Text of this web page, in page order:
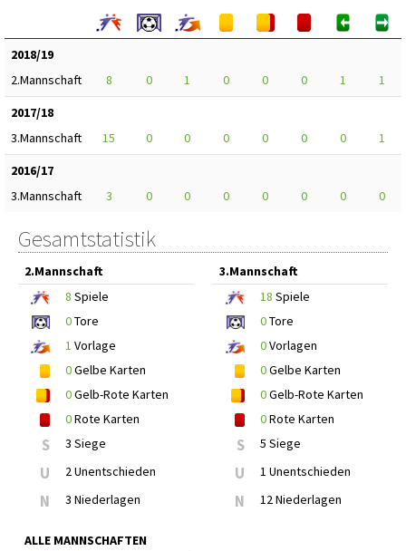
2018/19
2.Mannschaft
8 0 1 0 0 0 1
1
2017/18
3.Mannschaft
15 0 0 0 0 0 0
1
2016/17
3.Mannschaft
3 0 0 0 0 0 0 0
Gesamtstatistik
2.Mannschaft
8 Spiele
0Tore
1 Vorlage
0Gelbe Karten
0Gelb-Rote Karten
0Rote Karten
S 3 Siege
U 2 Unentschieden
N 3 Niederlagen
3.Mannschaft
18 Spiele
0Tore
0Vorlagen
0Gelbe Karten
0Gelb-Rote Karten
0Rote Karten
S 5 Siege
U 1 Unentschieden
N 12 Niederlagen
ALLE MANNSCHAFTEN